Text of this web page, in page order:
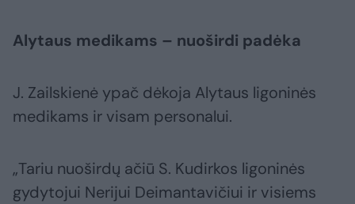
Alytaus medikams – nuoširdi padėka
J. Zailskienė ypač dėkoja Alytaus ligoninės
medikams ir visam personalui.
„Tariu nuoširdų ačiū S. Kudirkos ligoninės
gydytojui Nerijui Deimantavičiui ir visiems